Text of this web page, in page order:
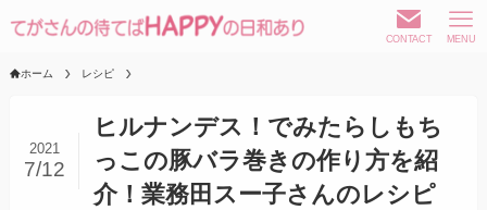
CONTACT MENU
ホーム レシピ
ヒルナンデス！でみたらしもち
っこの豚バラ巻きの作り方を紹
介！業務田スー子さんのレシピ
2021
7/12